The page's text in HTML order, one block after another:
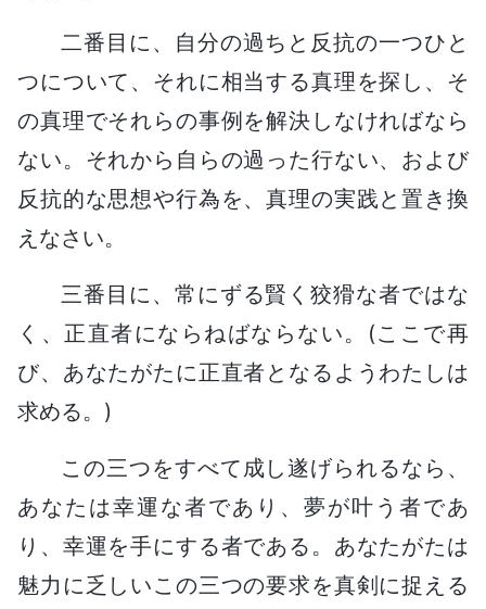
二番目に、自分の過ちと反抗の一つひと
つについて、それに相当する真理を探し、そ
の真理でそれらの事例を解決しなければなら
ない。それから自らの過った行ない、および
反抗的な思想や行為を、真理の実践と置き換
えなさい。
三番目に、常にずる賢く狡猾な者ではな
く、正直者にならねばならない。(ここで再
び、あなたがたに正直者となるようわたしは
求める。)
この三つをすべて成し遂げられるなら、
あなたは幸運な者であり、夢が叶う者であ
り、幸運を手にする者である。あなたがたは
魅力に乏しいこの三つの要求を真剣に捉える